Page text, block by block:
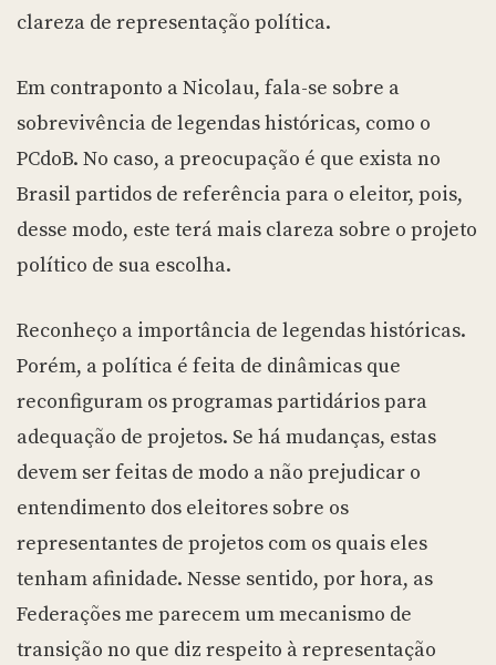
clareza de representação política.
Em contraponto a Nicolau, fala-se sobre a
sobrevivência de legendas históricas, como o
PCdoB. No caso, a preocupação é que exista no
Brasil partidos de referência para o eleitor, pois,
desse modo, este terá mais clareza sobre o projeto
político de sua escolha.
Reconheço a importância de legendas históricas.
Porém, a política é feita de dinâmicas que
reconfiguram os programas partidários para
adequação de projetos. Se há mudanças, estas
devem ser feitas de modo a não prejudicar o
entendimento dos eleitores sobre os
representantes de projetos com os quais eles
tenham afinidade. Nesse sentido, por hora, as
Federações me parecem um mecanismo de
transição no que diz respeito à representação